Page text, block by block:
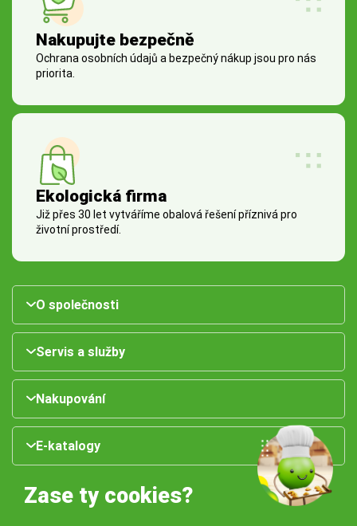
Nakupujte bezpečně
Ochrana osobních údajů a bezpečný nákup jsou pro nás
priorita.
Ekologická firma
Již přes 30 let vytváříme obalová řešení příznivá pro
životní prostředí.
O společnosti
Servis a služby
Nakupování
E-katalogy
Zase ty cookies?